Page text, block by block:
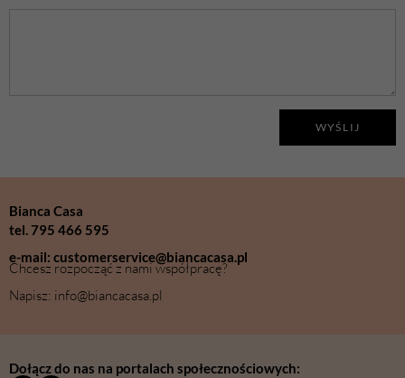
WYŚLIJ
Bianca Casa
tel. 795 466 595
e-mail: customerservice@biancacasa.pl
Chcesz rozpocząć z nami współpracę?
Napisz: info@biancacasa.pl
Dołącz do nas na portalach społecznościowych: